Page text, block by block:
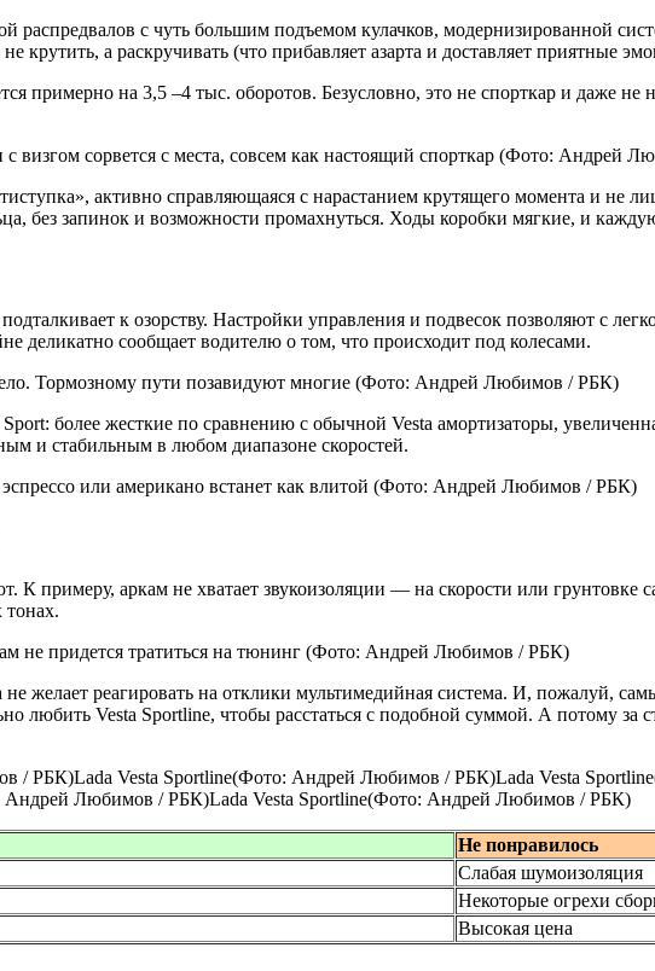
распредвалов с чуть большим подъемом кулачков, модернизированной
крутить, а раскручивать (что прибавляет азарта и доставляет приятные
примерно на 3,5 –4 тыс. оборотов. Безусловно, это не спорткар и даже
визгом сорвется с места, совсем как настоящий спорткар (Фото: Андрей
активно справляющаяся с нарастанием крутящего момента и не
без запинок и возможности промахнуться. Ходы коробки мягкие, и
к озорству. Настройки управления и подвесок позволяют с
деликатно сообщает водителю о том, что происходит под колесами.
Тормозному пути позавидуют многие (Фото: Андрей Любимов / РБК)
более жесткие по сравнению с обычной Vesta амортизаторы,
и стабильным в любом диапазоне скоростей.
или американо встанет как влитой (Фото: Андрей Любимов / РБК)
К примеру, аркам не хватает звукоизоляции — на скорости или грунтовке
не придется тратиться на тюнинг (Фото: Андрей Любимов / РБК)
желает реагировать на отклики мультимедийная система. И, пожалуй,
любить Vesta Sportline, чтобы расстаться с подобной суммой. А потому за
/ РБК)Lada Vesta Sportline(Фото: Андрей Любимов / РБК)Lada Vesta
Любимов / РБК)Lada Vesta Sportline(Фото: Андрей Любимов / РБК)
Не понравилось
Слабая шумоизоляция
Некоторые огрехи
Высокая цена